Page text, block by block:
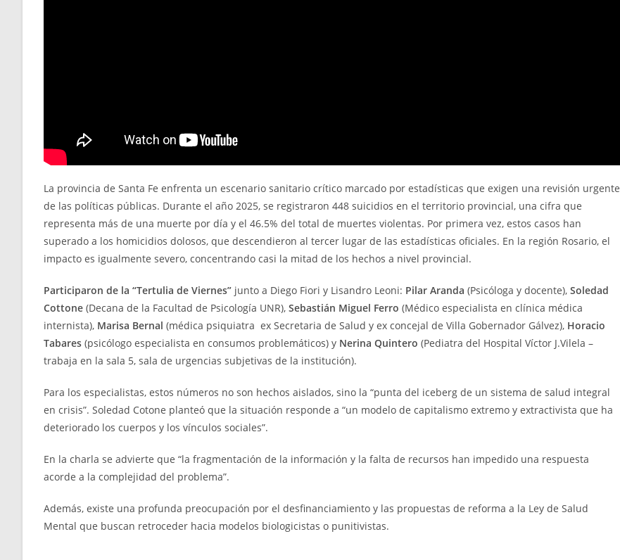
La provincia de Santa Fe enfrenta un escenario sanitario crítico marcado por estadísticas que exigen una revisión urgente
de las políticas públicas. Durante el año 2025, se registraron 448 suicidios en el territorio provincial, una cifra que
representa más de una muerte por día y el 46.5% del total de muertes violentas. Por primera vez, estos casos han
superado a los homicidios dolosos, que descendieron al tercer lugar de las estadísticas oficiales. En la región Rosario, el
impacto es igualmente severo, concentrando casi la mitad de los hechos a nivel provincial.
Participaron de la “Tertulia de Viernes” junto a Diego Fiori y Lisandro Leoni: Pilar Aranda (Psicóloga y docente), Soledad
Cottone (Decana de la Facultad de Psicología UNR), Sebastián Miguel Ferro (Médico especialista en clínica médica
internista), Marisa Bernal (médica psiquiatra ex Secretaria de Salud y ex concejal de Villa Gobernador Gálvez), Horacio
Tabares (psicólogo especialista en consumos problemáticos) y Nerina Quintero (Pediatra del Hospital Víctor J.Vilela –
trabaja en la sala 5, sala de urgencias subjetivas de la institución).
Para los especialistas, estos números no son hechos aislados, sino la “punta del iceberg de un sistema de salud integral
en crisis”. Soledad Cotone planteó que la situación responde a “un modelo de capitalismo extremo y extractivista que ha
deteriorado los cuerpos y los vínculos sociales”.
En la charla se advierte que “la fragmentación de la información y la falta de recursos han impedido una respuesta
acorde a la complejidad del problema”.
Además, existe una profunda preocupación por el desfinanciamiento y las propuestas de reforma a la Ley de Salud
Mental que buscan retroceder hacia modelos biologicistas o punitivistas.